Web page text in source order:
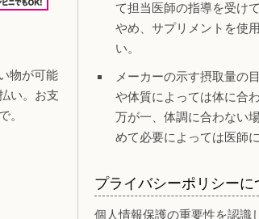
物が可能
い。お支
。
て担当医師の指導を受け
やめ、サプリメントを使
い。
メーカーの示す摂取量の
や体質によっては体に合
万が一、体調に合わない
めて必要によっては医師
プライバシーポリシーに
個人情報保護の重要性を認識